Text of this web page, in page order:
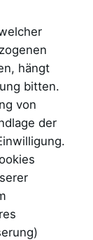
hängt
bitten.
von
der